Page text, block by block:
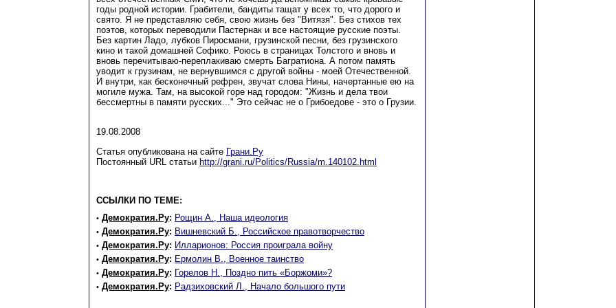
годы родной истории. Грабители, бандиты тащат у всех то, что дорого и
свято. Я не представляю себя, свою жизнь без "Витязя". Без стихов тех
поэтов, которых переводили Пастернак и все настоящие русские поэты.
Без картин Ладо, лубков Пиросмани, грузинской песни, без грузинского
кино и такой домашней Софико. Роюсь в страницах Толстого и вновь и
вновь перечитываю-переплакиваю смерть Багратиона. А потом память
уводит к грузинам, не вернувшимся с другой войны - моей Отечественной.
И внутри, как бесконечный рефрен, звучат слова Нины, начертанные ею на
могиле мужа. Там, на высокой горе над городом: "Жизнь и дела твои
бессмертны в памяти русских..." Это сейчас не о Грибоедове - это о Грузии.
19.08.2008
Статья опубликована на сайте Грани.Ру
Постоянный URL статьи http://grani.ru/Politics/Russia/m.140102.html
ССЫЛКИ ПО ТЕМЕ:
• Демократия.Ру: Рощин А., Наша идеология
• Демократия.Ру: Вишневский Б., Российское правотворчество
• Демократия.Ру: Илларионов: Россия проиграла войну
• Демократия.Ру: Ермолин В., Военное таинство
• Демократия.Ру: Горелов Н., Поздно пить «Боржоми»?
• Демократия.Ру: Радзиховский Л., Начало большого пути